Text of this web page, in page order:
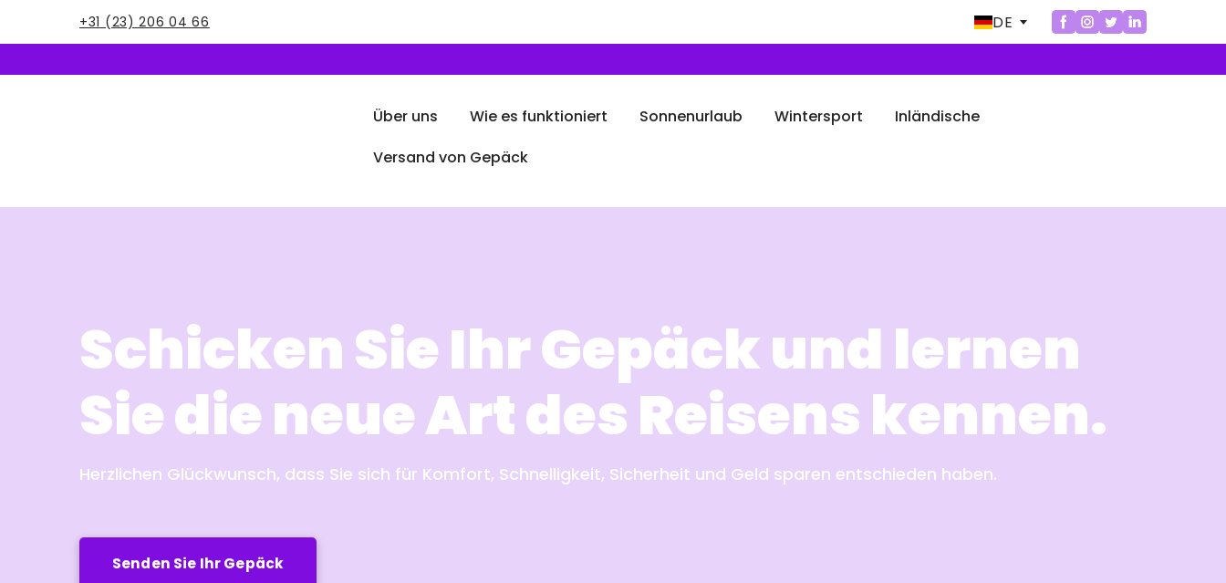
+31 (23) 206 04 66 DE
Über uns Wie es funktioniert Sonnenurlaub Wintersport
Inländische
Versand von Gepäck
Schicken Sie Ihr Gepäck und lernen
Sie die neue Art des Reisens kennen.
Herzlichen Glückwunsch, dass Sie sich für Komfort, Schnelligkeit, Sicherheit und Geld sparen entschieden haben.
Senden Sie Ihr Gepäck